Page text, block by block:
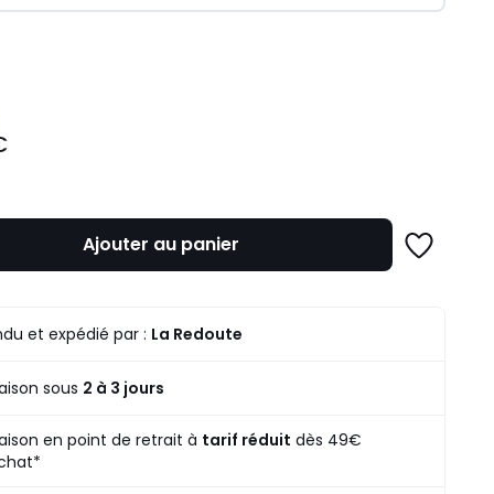
Ajouter au panier
Ajouter
et expédié par : La Redoute
sous 2 à 3 jours
en point de retrait à tarif réduit dès 49€